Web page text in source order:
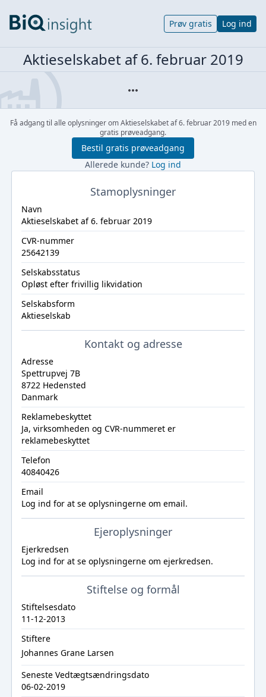
Prøv gratis Log ind
Aktieselskabet af 6. februar 2019
Få adgang til alle oplysninger om Aktieselskabet af 6. februar 2019 med en
gratis prøveadgang.
Bestil gratis prøveadgang
Allerede kunde? Log ind
Stamoplysninger
Navn
Aktieselskabet af 6. februar 2019
CVR-nummer
25642139
Selskabsstatus
Opløst efter frivillig likvidation
Selskabsform
Aktieselskab
Kontakt og adresse
Adresse
Spettrupvej 7B
8722 Hedensted
Danmark
Reklamebeskyttet
Ja, virksomheden og CVR-nummeret er
reklamebeskyttet
Telefon
40840426
Email
Log ind for at se oplysningerne om email.
Ejeroplysninger
Ejerkredsen
Log ind for at se oplysningerne om ejerkredsen.
Stiftelse og formål
Stiftelsesdato
11-12-2013
Stiftere
Johannes Grane Larsen
Seneste Vedtægtsændringsdato
06-02-2019